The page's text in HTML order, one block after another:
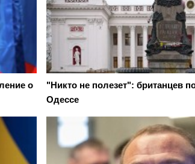
о
"Никто не полезет": британцев
Одессе